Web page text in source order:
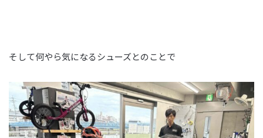
そして何やら気になるシューズとのことで